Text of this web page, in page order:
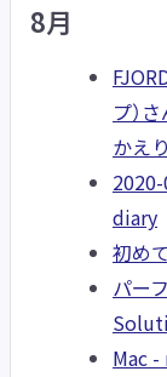
8月
プ）
かえ
diary
初め
パー
Mac